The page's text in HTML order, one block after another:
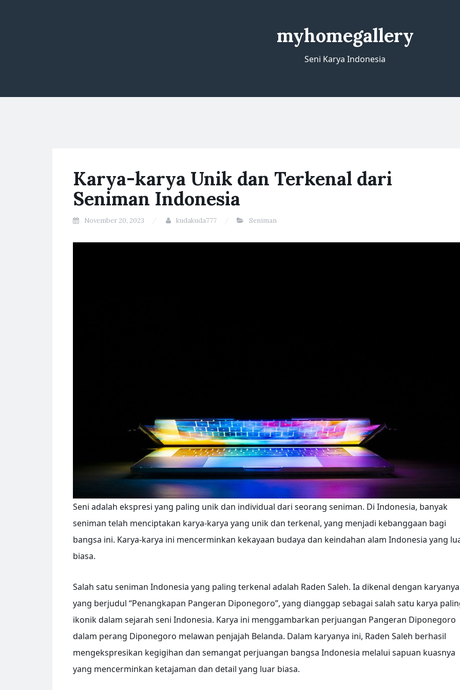
myhomegallery
Seni Karya Indonesia
Karya-karya Unik dan Terkenal dari
Seniman Indonesia
November 20, 2023 kudakuda777 Seniman
Seni adalah ekspresi yang paling unik dan individual dari seorang seniman. Di Indonesia, banyak
seniman telah menciptakan karya-karya yang unik dan terkenal, yang menjadi kebanggaan bagi
bangsa ini. Karya-karya ini mencerminkan kekayaan budaya dan keindahan alam Indonesia yang
biasa.
Salah satu seniman Indonesia yang paling terkenal adalah Raden Saleh. Ia dikenal dengan karyanya
yang berjudul “Penangkapan Pangeran Diponegoro”, yang dianggap sebagai salah satu karya
ikonik dalam sejarah seni Indonesia. Karya ini menggambarkan perjuangan Pangeran Diponegoro
dalam perang Diponegoro melawan penjajah Belanda. Dalam karyanya ini, Raden Saleh berhasil
mengekspresikan kegigihan dan semangat perjuangan bangsa Indonesia melalui sapuan kuasnya
yang mencerminkan ketajaman dan detail yang luar biasa.